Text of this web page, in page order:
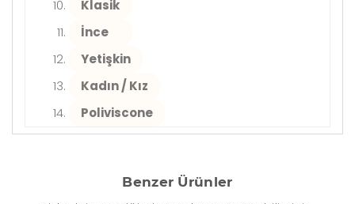
Klasik
İnce
Yetişkin
Kadın / Kız
Poliviscone
Benzer Ürünler